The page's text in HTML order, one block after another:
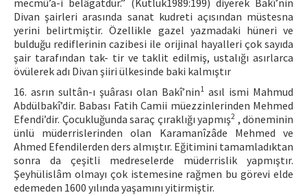
mecmû’a-i belâgatdür.” (Kutluk1989:199) diyerek Bakî’nin
Divan şairleri arasında sanat kudreti açısından müstesna
yerini belirtmiştir. Özellikle gazel yazmadaki hüneri ve
bulduğu rediflerinin cazibesi ile orijinal hayalleri çok sayıda
şair tarafından tak- tir ve taklit edilmiş, ustalığı asırlarca
övülerek adı Divan şiiri ülkesinde baki kalmıştır
16. asrın sultân-ı şuârası olan Bakî’nin1 asıl ismi Mahmud
Abdülbakî’dir. Babası Fatih Camii müezzinlerinden Mehmed
Efendi’dir. Çocukluğunda saraç çıraklığı yapmış2 , döneminin
ünlü müderrislerinden olan Karamanîzâde Mehmed ve
Ahmed Efendilerden ders almıştır. Eğitimini tamamladıktan
sonra da çeşitli medreselerde müderrislik yapmıştır.
Şeyhülislâm olmayı çok istemesine rağmen bu görevi elde
edemeden 1600 yılında yaşamını yitirmiştir.